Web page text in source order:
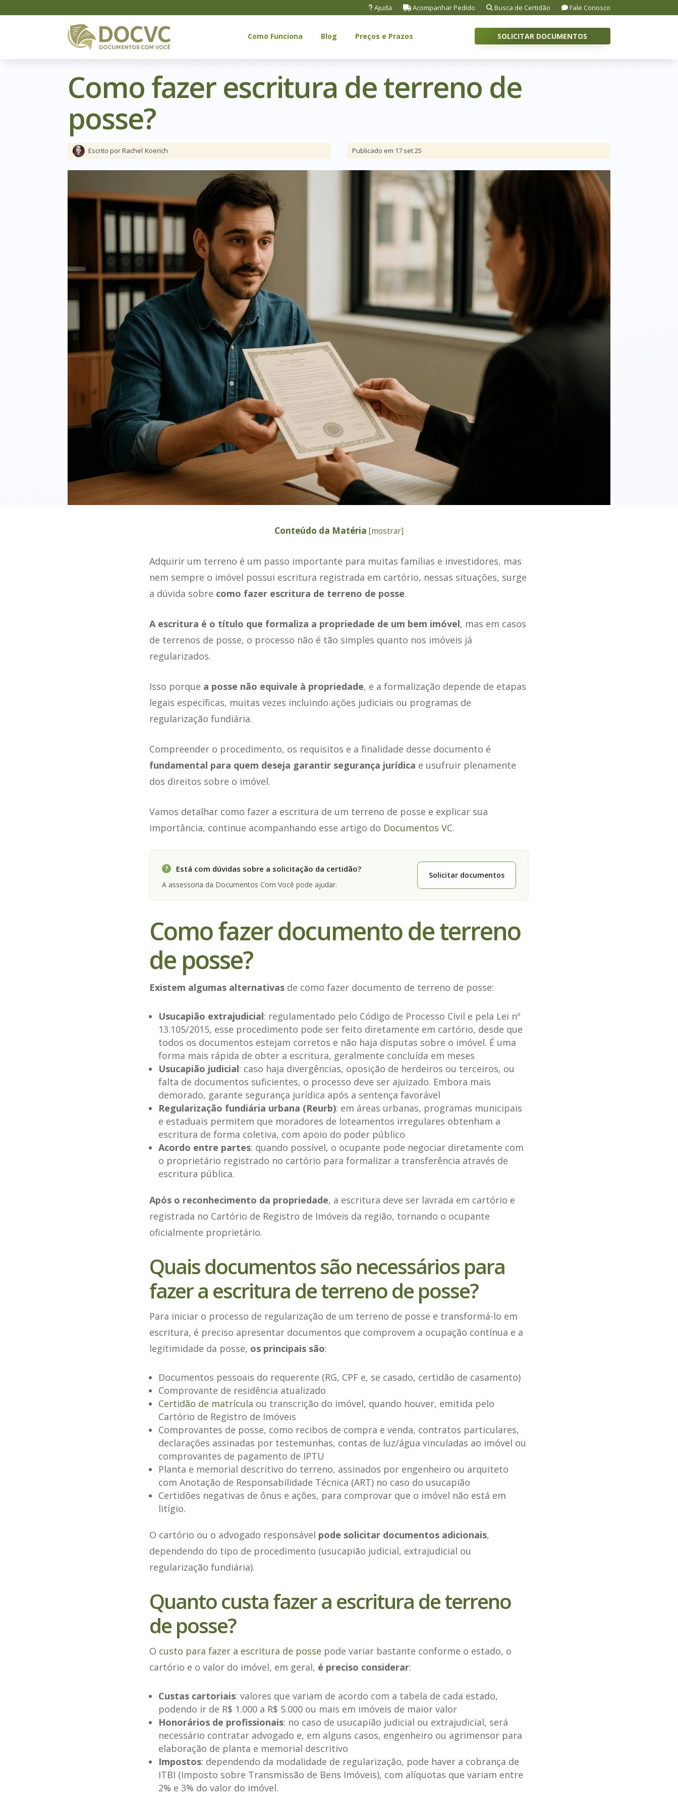
Ajuda Acompanhar Pedido Busca de Certidão Fale Conosco
Como Funciona Blog Preços e Prazos SOLICITAR DOCUMENTOS
Como fazer escritura de terreno de
posse?
Escrito por Rachel Koerich Publicado em 17 set 25
Conteúdo da Matéria [mostrar]
Adquirir um terreno é um passo importante para muitas famílias e investidores, mas
nem sempre o imóvel possui escritura registrada em cartório, nessas situações, surge
a dúvida sobre como fazer escritura de terreno de posse.
A escritura é o título que formaliza a propriedade de um bem imóvel, mas em casos
de terrenos de posse, o processo não é tão simples quanto nos imóveis já
regularizados.
Isso porque a posse não equivale à propriedade, e a formalização depende de etapas
legais específicas, muitas vezes incluindo ações judiciais ou programas de
regularização fundiária.
Compreender o procedimento, os requisitos e a finalidade desse documento é
fundamental para quem deseja garantir segurança jurídica e usufruir plenamente
dos direitos sobre o imóvel.
Vamos detalhar como fazer a escritura de um terreno de posse e explicar sua
importância, continue acompanhando esse artigo do Documentos VC.
? Está com dúvidas sobre a solicitação da certidão?
A assessoria da Documentos Com Você pode ajudar.
Solicitar documentos
Como fazer documento de terreno
de posse?
Existem algumas alternativasde como fazer documento de terreno de posse:
Usucapião extrajudicial: regulamentado pelo Código de Processo Civil e pela Lei nº
13.105/2015, esse procedimento pode ser feito diretamente em cartório, desde que
todos os documentos estejam corretos e não haja disputas sobre o imóvel. É uma
forma mais rápida de obter a escritura, geralmente concluída em meses
Usucapião judicial: caso haja divergências, oposição de herdeiros ou terceiros, ou
falta de documentos suficientes, o processo deve ser ajuizado. Embora mais
demorado, garante segurança jurídica após a sentença favorável
Regularização fundiária urbana (Reurb): em áreas urbanas, programas municipais
e estaduais permitem que moradores de loteamentos irregulares obtenham a
escritura de forma coletiva, com apoio do poder público
Acordo entre partes: quando possível, o ocupante pode negociar diretamente com
o proprietário registrado no cartório para formalizar a transferência através de
escritura pública.
Após o reconhecimento da propriedade, a escritura deve ser lavrada em cartório e
registrada no Cartório de Registro de Imóveis da região, tornando o ocupante
oficialmente proprietário.
Quais documentos são necessários para
fazer a escritura de terreno de posse?
Para iniciar o processo de regularização de um terreno de posse e transformá-lo em
escritura, é preciso apresentar documentos que comprovem a ocupação contínua e a
legitimidade da posse, os principais são:
Documentos pessoais do requerente (RG, CPF e, se casado, certidão de casamento)
Comprovante de residência atualizado
Certidão de matrícula ou transcrição do imóvel, quando houver, emitida pelo
Cartório de Registro de Imóveis
Comprovantes de posse, como recibos de compra e venda, contratos particulares,
declarações assinadas por testemunhas, contas de luz/água vinculadas ao imóvel ou
comprovantes de pagamento de IPTU
Planta e memorial descritivo do terreno, assinados por engenheiro ou arquiteto
com Anotação de Responsabilidade Técnica (ART) no caso do usucapião
Certidões negativas de ônus e ações, para comprovar que o imóvel não está em
litígio.
O cartório ou o advogado responsável pode solicitar documentos adicionais,
dependendo do tipo de procedimento (usucapião judicial, extrajudicial ou
regularização fundiária).
Quanto custa fazer a escritura de terreno
de posse?
O custo para fazer a escritura de posse pode variar bastante conforme o estado, o
cartório e o valor do imóvel, em geral, é preciso considerar:
Custas cartoriais: valores que variam de acordo com a tabela de cada estado,
podendo ir de R$ 1.000 a R$ 5.000 ou mais em imóveis de maior valor
Honorários de profissionais: no caso de usucapião judicial ou extrajudicial, será
necessário contratar advogado e, em alguns casos, engenheiro ou agrimensor para
elaboração de planta e memorial descritivo
Impostos: dependendo da modalidade de regularização, pode haver a cobrança de
ITBI (Imposto sobre Transmissão de Bens Imóveis), com alíquotas que variam entre
2% e 3% do valor do imóvel.